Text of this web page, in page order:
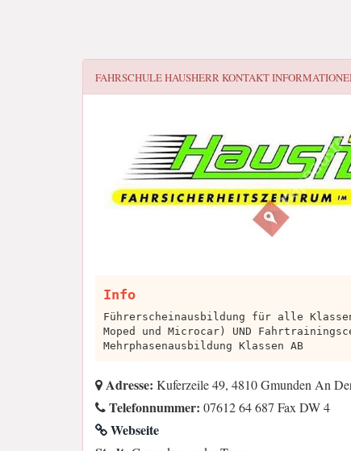
FAHRSCHULE HAUSHERRKONTAKT
Info
Führerscheinausbildung für alle
Moped und Microcar) UND
Mehrphasenausbildung Klassen AB
Adresse: Kuferzeile 49, 4810 Gmunden An
Telefonnummer: 07612 64 687 Fax DW 4
Webseite